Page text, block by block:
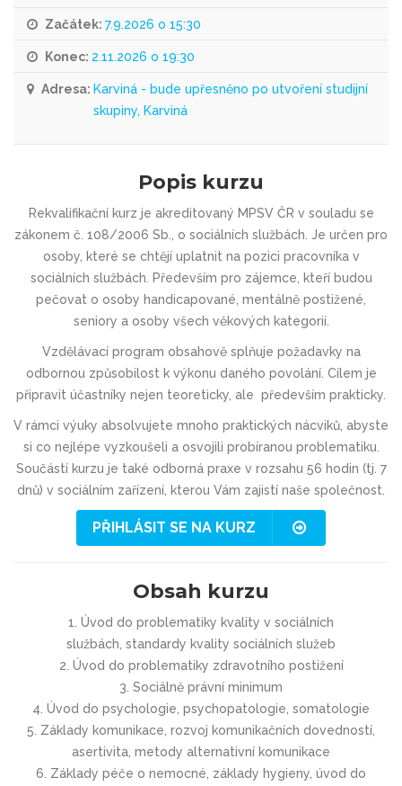
Začátek: 7.9.2026 o 15:30
Konec: 2.11.2026 o 19:30
Adresa: Karviná - bude upřesněno po utvoření studijní
skupiny, Karviná
Popis kurzu
Rekvalifikační kurz je akreditovaný MPSV ČR v souladu se
zákonem č. 108/2006 Sb., o sociálních službách. Je určen pro
osoby, které se chtějí uplatnit na pozici pracovníka v
sociálních službách. Především pro zájemce, kteří budou
pečovat o osoby handicapované, mentálně postižené,
seniory a osoby všech věkových kategorií.
Vzdělávací program obsahově splňuje požadavky na
odbornou způsobilost k výkonu daného povolání. Cílem je
připravit účastníky nejen teoreticky, ale především prakticky.
V rámci výuky absolvujete mnoho praktických nácviků, abyste
si co nejlépe vyzkoušeli a osvojili probíranou problematiku.
Součástí kurzu je také odborná praxe v rozsahu 56 hodin (tj. 7
dnů) v sociálním zařízení, kterou Vám zajistí naše společnost.
PŘIHLÁSIT SE NA KURZ
Obsah kurzu
1. Úvod do problematiky kvality v sociálních
službách, standardy kvality sociálních služeb
2. Úvod do problematiky zdravotního postižení
3. Sociálně právní minimum
4. Úvod do psychologie, psychopatologie, somatologie
5. Základy komunikace, rozvoj komunikačních dovedností,
asertivita, metody alternativní komunikace
6. Základy péče o nemocné, základy hygieny, úvod do